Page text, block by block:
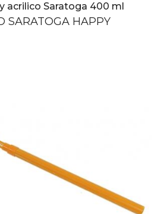
acrilico Saratoga 400 ml
SARATOGA HAPPY